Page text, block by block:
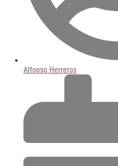
Alfonso Herreros